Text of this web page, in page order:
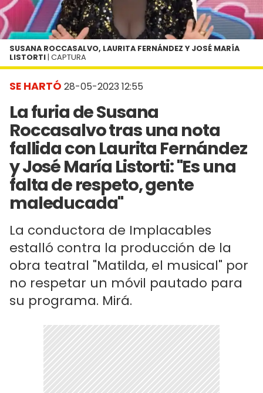
SE HARTÓ 28-05-2023 12:55
La furia de Susana
Roccasalvo tras una nota
fallida con Laurita Fernández
y José María Listorti: "Es una
falta de respeto, gente
maleducada"
La conductora de Implacables
estalló contra la producción de la
obra teatral "Matilda, el musical" por
no respetar un móvil pautado para
su programa. Mirá.
SUSANA ROCCASALVO, LAURITA FERNÁNDEZ Y JOSÉ MARÍA
LISTORTI | CAPTURA